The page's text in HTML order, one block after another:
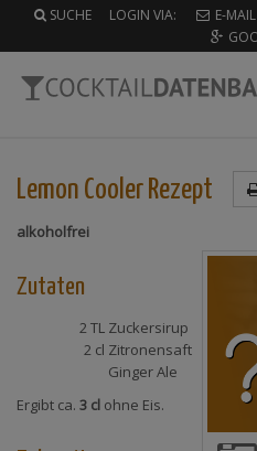
SUCHE LOGIN VIA: E-MAIL
Lemon Cooler Rezept
alkoholfrei
Zutaten
2 TL Zuckersirup
2 cl Zitronensaft
Ginger Ale
Ergibt ca. 3 cl ohne Eis.